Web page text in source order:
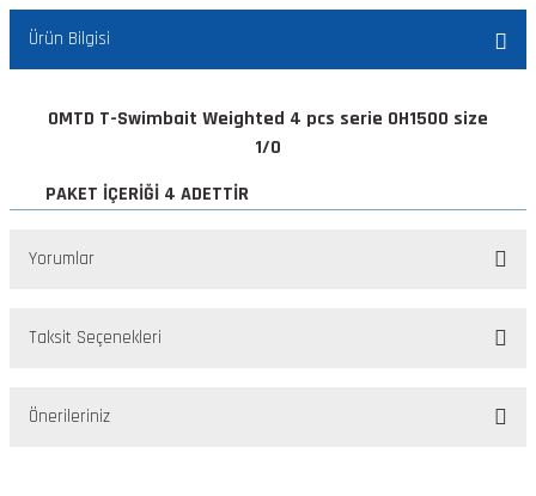
Ürün Bilgisi
OMTD T-Swimbait Weighted 4 pcs serie OH1500 size
1/0
PAKET İÇERİĞİ 4 ADETTİR
Yorumlar
Taksit Seçenekleri
Önerileriniz